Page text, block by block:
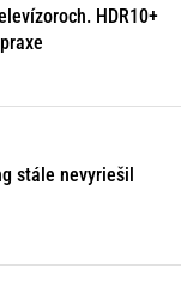
HDR10+
stále nevyriešil